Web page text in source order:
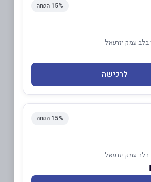
15% הנחה
בלב עמק יזרעאל
לרכישה
15% הנחה
בלב עמק יזרעאל